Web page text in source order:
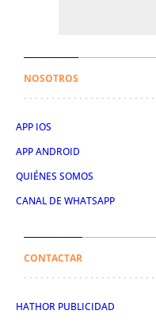
NOSOTROS
APP IOS
APP ANDROID
QUIÉNES SOMOS
CANAL DE WHATSAPP
CONTACTAR
HATHOR PUBLICIDAD